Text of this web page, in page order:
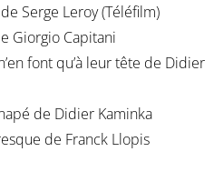
de Serge Leroy (Téléfilm)
Giorgio Capitani
font qu’à leur tête de Didier
de Didier Kaminka
de Franck Llopis